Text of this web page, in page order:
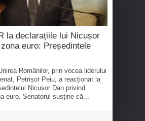
la declarațiile lui Nicușor
euro: Președintele
Românilor, prin vocea liderului
Petrișor Peiu, a reacționat la
Nicușor Dan privind
euro. Senatorul susține că...